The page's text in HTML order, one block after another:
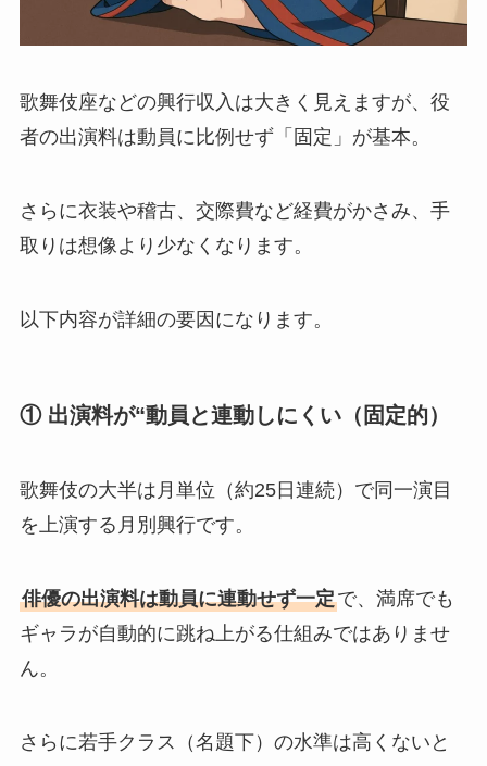
歌舞伎座などの興行収入は大きく見えますが、役
者の出演料は動員に比例せず「固定」が基本。
さらに衣装や稽古、交際費など経費がかさみ、手
取りは想像より少なくなります。
以下内容が詳細の要因になります。
① 出演料が“動員と連動しにくい（固定的）
歌舞伎の大半は月単位（約25日連続）で同一演目
を上演する月別興行です。
俳優の出演料は動員に連動せず一定で、満席でも
ギャラが自動的に跳ね上がる仕組みではありませ
ん。
さらに若手クラス（名題下）の水準は高くないと